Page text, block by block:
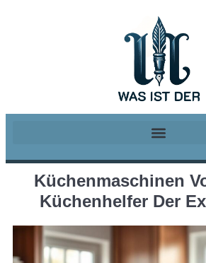
Küchenmaschinen
Küchenhelfer Der